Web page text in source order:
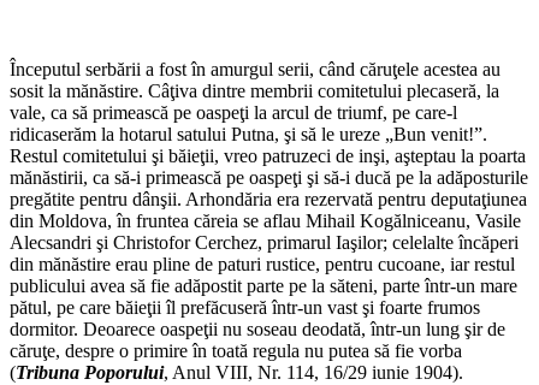
Începutul serbării a fost în amurgul serii, când căruţele acestea au
sosit la mănăstire. Câţiva dintre membrii comitetului plecaseră, la
vale, ca să primească pe oaspeţi la arcul de triumf, pe care-l
ridicaserăm la hotarul satului Putna, şi să le ureze „Bun venit!”.
Restul comitetului şi băieţii, vreo patruzeci de inşi, aşteptau la poarta
mănăstirii, ca să-i primească pe oaspeţi şi să-i ducă pe la adăposturile
pregătite pentru dânşii. Arhondăria era rezervată pentru deputaţiunea
din Moldova, în fruntea căreia se aflau Mihail Kogălniceanu, Vasile
Alecsandri şi Christofor Cerchez, primarul Iaşilor; celelalte încăperi
din mănăstire erau pline de paturi rustice, pentru cucoane, iar restul
publicului avea să fie adăpostit parte pe la săteni, parte într-un mare
pătul, pe care băieţii îl prefăcuseră într-un vast şi foarte frumos
dormitor. Deoarece oaspeţii nu soseau deodată, într-un lung şir de
căruţe, despre o primire în toată regula nu putea să fie vorba
(Tribuna Poporului, Anul VIII, Nr. 114, 16/29 iunie 1904).